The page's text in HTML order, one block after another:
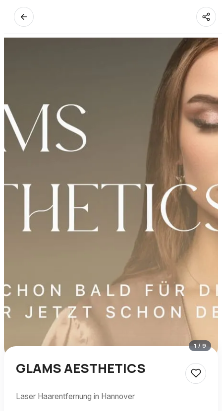
1 / 9
GLAMS AESTHETICS
Laser Haarentfernung in Hannover